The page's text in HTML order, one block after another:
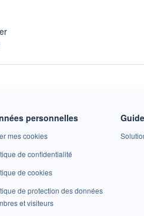
personnelles
mes cookies
de confidentialité
de cookies
de protection des données
et visiteurs